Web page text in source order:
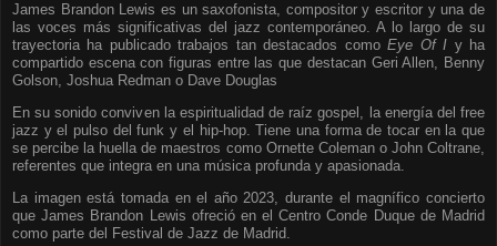
James Brandon Lewis es un saxofonista, compositor y escritor y una de
las voces más significativas del jazz contemporáneo. A lo largo de su
trayectoria ha publicado trabajos tan destacados comoEye Of I y ha
compartido escena con figuras entre las que destacan Geri Allen, Benny
Golson, Joshua Redman o Dave Douglas
En su sonido conviven la espiritualidad de raíz gospel, la energía del free
jazz y el pulso del funk y el hip‑hop. Tiene una forma de tocar en la que
se percibe la huella de maestros como Ornette Coleman o John Coltrane,
referentes que integra en una música profunda y apasionada.
La imagen está tomada en el año 2023, durante el magnífico concierto
que James Brandon Lewis ofreció en el Centro Conde Duque de Madrid
como parte del Festival de Jazz de Madrid.